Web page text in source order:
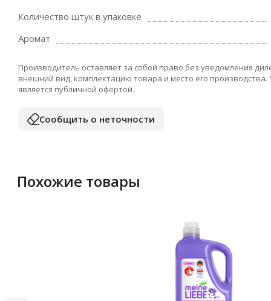
Количество штук в упаковке
Аромат
Производитель оставляет за собой право без уведомления
внешний вид, комплектацию товара и место его
является публичной офертой.
Сообщить о неточности
Похожие товары